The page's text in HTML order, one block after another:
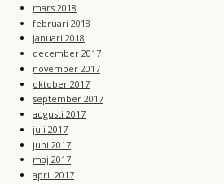
mars 2018
februari 2018
januari 2018
december 2017
november 2017
oktober 2017
september 2017
augusti 2017
juli 2017
juni 2017
maj 2017
april 2017